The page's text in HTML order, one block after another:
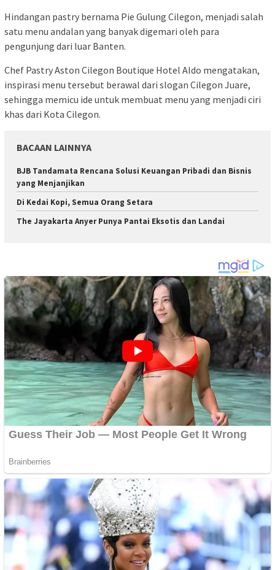
Hindangan pastry bernama Pie Gulung Cilegon, menjadi salah
satu menu andalan yang banyak digemari oleh para
pengunjung dari luar Banten.
Chef Pastry Aston Cilegon Boutique Hotel Aldo mengatakan,
inspirasi menu tersebut berawal dari slogan Cilegon Juare,
sehingga memicu ide untuk membuat menu yang menjadi ciri
khas dari Kota Cilegon.
BACAAN LAINNYA
BJB Tandamata Rencana Solusi Keuangan Pribadi dan Bisnis
yang Menjanjikan
Di Kedai Kopi, Semua Orang Setara
The Jayakarta Anyer Punya Pantai Eksotis dan Landai